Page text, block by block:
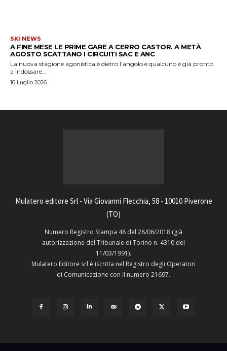
SKI NEWS
A FINE MESE LE PRIME GARE A CERRO CASTOR. A METÀ
AGOSTO SCATTANO I CIRCUITI SAC E ANC
La nuova stagione agonistica è dietro l’angolo e qualcuno è già pronto
a indossare...
16 Luglio 2026
Mulatero editore Srl - Via Giovanni Flecchia, 58 - 10010 Piverone
(TO)
Numero Registro Stampa 48 del 28/06/2018 (già
autorizzazione del Tribunale di Torino n. 4310 del
11/03/1991).
Mulatero Editore srl è iscritta nel Registro degli Operatori
di Comunicazione con il numero 21697.